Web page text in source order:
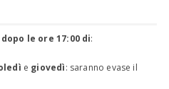
le ore 17:00 di:
e giovedì: saranno evase il